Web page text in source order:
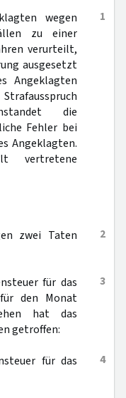
1
wegen
zu einer
verurteilt,
ausgesetzt
Angeklagten
die
Fehler bei
Angeklagten.
vertretene
2
zwei Taten
3
für das
den Monat
hat das
getroffen:
4
für das